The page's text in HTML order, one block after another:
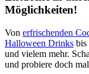
Möglichkeiten!
Von erfrischenden
Halloween Drinks bis
und vielem mehr.
und probiere doch